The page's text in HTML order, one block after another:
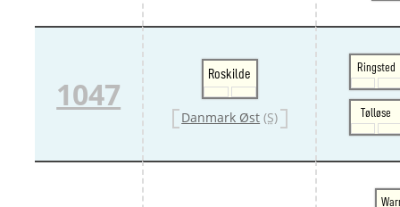
1047
Roskilde
Danmark Øst (S)
Ringsted
Tølløse